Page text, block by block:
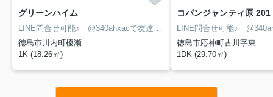
グリーンハイム
LINE問合せ可能♪ @340ahxacで友達検索して下さい
徳島市川内町榎瀬
1K (18.26㎡)
コパンジャンティ原 201
徳島市応神町古川字東
1DK (29.70㎡)